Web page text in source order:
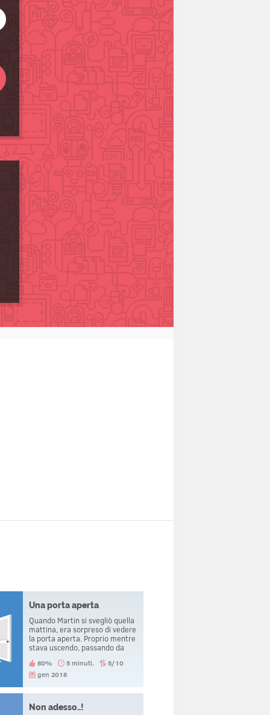
Una porta aperta
Quando Martin si svegliò quella
mattina, era sorpreso di vedere
la porta aperta. Proprio mentre
stava uscendo, passando da
decapitato. Come è successo?
80% 5 minuti.
5/10
gen 2018
Non adesso..!